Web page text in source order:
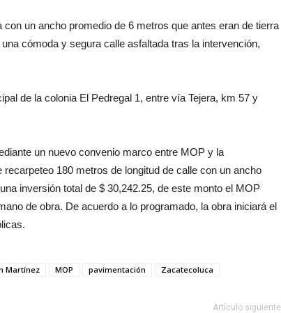
un ancho promedio de 6 metros que antes eran de tierra
cómoda y segura calle asfaltada tras la intervención,
de la colonia El Pedregal 1, entre vía Tejera, km 57 y
un nuevo convenio marco entre MOP y la
180 metros de longitud de calle con un ancho
inversión total de $ 30,242.25, de este monto el MOP
de obra. De acuerdo a lo programado, la obra iniciará el
Martínez MOP pavimentación Zacatecoluca
Artículo siguiente